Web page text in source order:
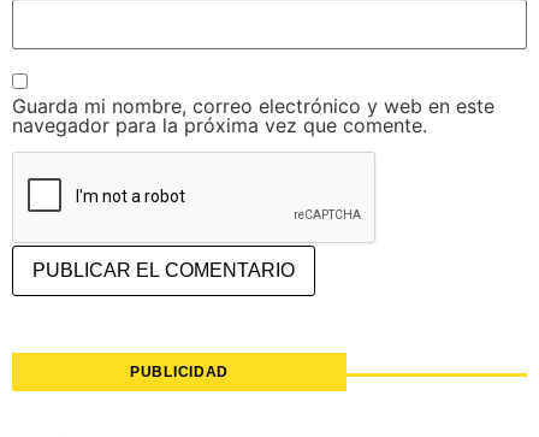
Guarda mi nombre, correo electrónico y web en este
navegador para la próxima vez que comente.
PUBLICIDAD